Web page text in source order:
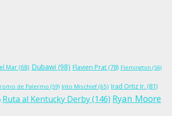
Mar (68) Dubawi (98) Flavien Prat (78) Flemington (56)
de Palermo (59) Into Mischief (65) Irad Ortiz Jr. (81)
Ruta al Kentucky Derby(146) Ryan Moore